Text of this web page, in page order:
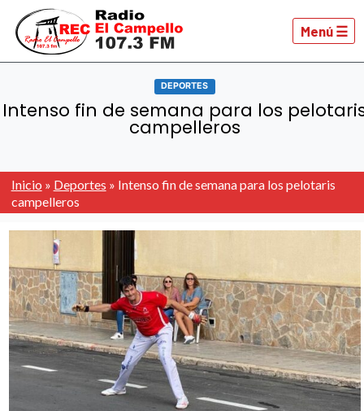
Menú ☰
DEPORTES
Intenso fin de semana para los
campelleros
Inicio » Deportes » Intenso fin de semana para los pelotaris
campelleros